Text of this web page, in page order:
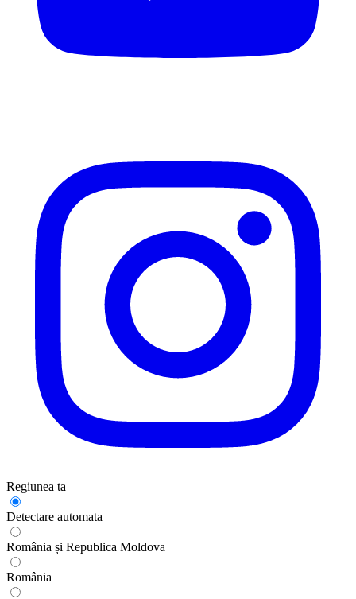
Regiunea ta
Detectare automata
România și Republica Moldova
România